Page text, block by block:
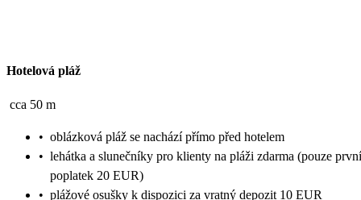
Hotelová pláž
cca 50 m
• oblázková pláž se nachází přímo před hotelem
• lehátka a slunečníky pro klienty na pláži zdarma (pouze
poplatek 20 EUR)
• plážové osušky k dispozici za vratný depozit 10 EUR